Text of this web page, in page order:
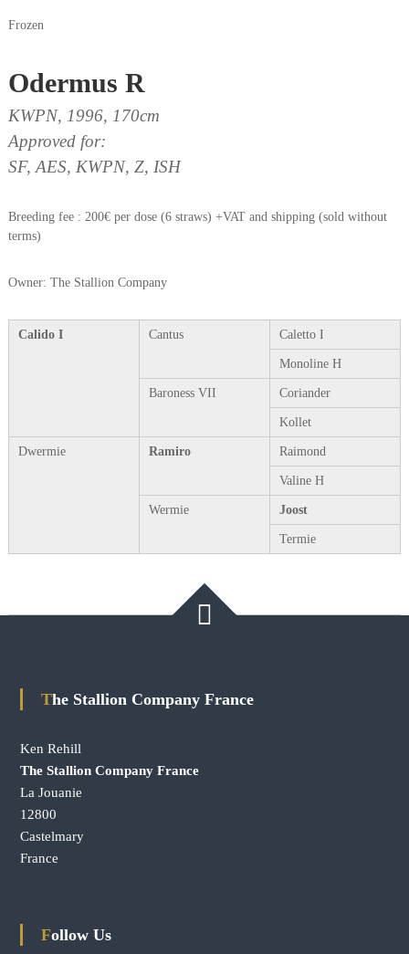
Frozen
Odermus R
KWPN, 1996, 170cm
Approved for:
SF, AES, KWPN, Z, ISH
Breeding fee : 200€ per dose (6 straws) +VAT and shipping (sold without
terms)
Owner: The Stallion Company
Calido I Cantus Caletto I
Monoline H
Baroness VII Coriander
Kollet
Dwermie Ramiro Raimond
Valine H
Wermie Joost
Termie
The Stallion Company France
Ken Rehill
The Stallion Company France
La Jouanie
12800
Castelmary
France
Follow Us